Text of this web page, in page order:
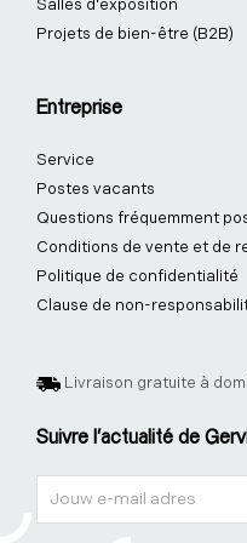
Salles d'exposition
Projets de bien-être (B2B)
Entreprise
Service
Postes vacants
Questions fréquemment
Conditions de vente et de
Politique de confidentialité
Clause de non-
Livraison gratuite à
Suivre l'actualité de